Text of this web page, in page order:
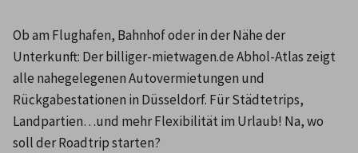
Ob am Flughafen, Bahnhof oder in der Nähe der
Unterkunft: Der billiger-mietwagen.de Abhol-Atlas zeigt
alle nahegelegenen Autovermietungen und
Rückgabestationen in Düsseldorf. Für Städtetrips,
Landpartien…und mehr Flexibilität im Urlaub! Na, wo
soll der Roadtrip starten?